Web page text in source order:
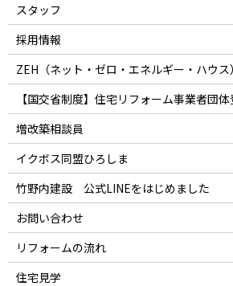
スタッフ
採用情報
ZEH（ネット・ゼロ・エネルギー・ハウス）
【国交省制度】住宅リフォーム事業者団
増改築相談員
イクボス同盟ひろしま
竹野内建設 公式LINEをはじめました
お問い合わせ
リフォームの流れ
住宅見学